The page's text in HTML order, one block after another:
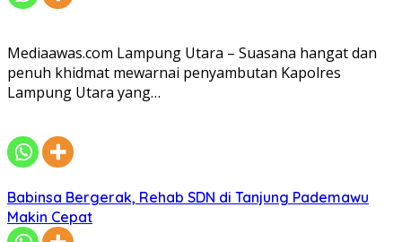
Mediaawas.com Lampung Utara – Suasana hangat dan
penuh khidmat mewarnai penyambutan Kapolres
Lampung Utara yang…
Babinsa Bergerak, Rehab SDN di Tanjung Pademawu
Makin Cepat